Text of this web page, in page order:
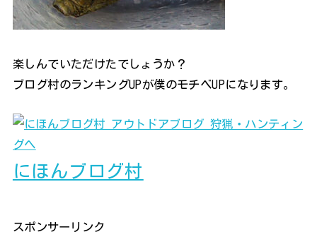
楽しんでいただけたでしょうか？
ブログ村のランキングUPが僕のモチベUPになります。
にほんブログ村
スポンサーリンク